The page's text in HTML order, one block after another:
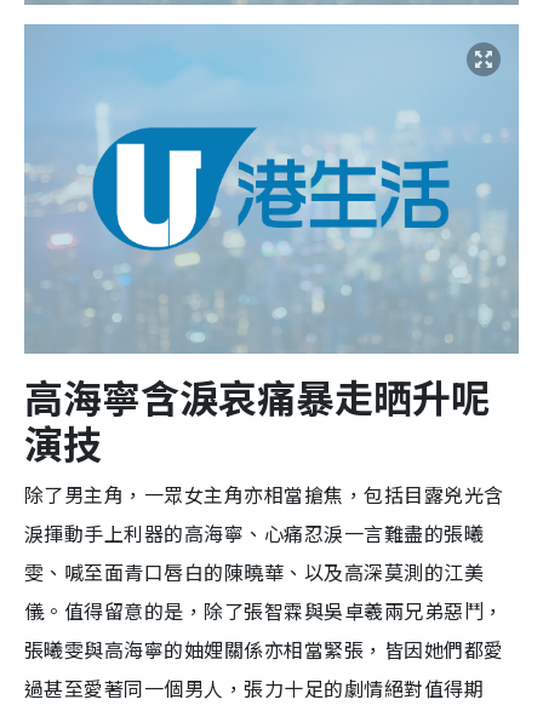
高海寧含淚哀痛暴走晒升呢
演技
除了男主角，一眾女主角亦相當搶焦，包括目露兇光含
淚揮動手上利器的高海寧、心痛忍淚一言難盡的張曦
雯、喊至面青口唇白的陳曉華、以及高深莫測的江美
儀。值得留意的是，除了張智霖與吳卓羲兩兄弟惡鬥，
張曦雯與高海寧的妯娌關係亦相當緊張，皆因她們都愛
過甚至愛著同一個男人，張力十足的劇情絕對值得期